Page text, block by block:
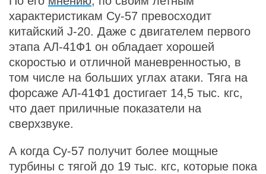
характеристикам Су-57 превосходит
китайский J-20. Даже с двигателем первого
этапа АЛ-41Ф1 он обладает хорошей
скоростью и отличной маневренностью, в
том числе на больших углах атаки. Тяга на
форсаже АЛ-41Ф1 достигает 14,5 тыс. кгс,
что дает приличные показатели на
сверхзвуке.
А когда Cу-57 получит более мощные
турбины с тягой до 19 тыс. кгс, которые пока